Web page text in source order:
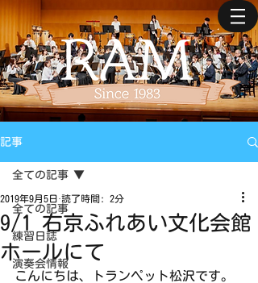
記事
全ての記事
練習日誌
演奏会情報
全ての記事
9/1 右京ふれあい文化会館
ホールにて
2019年9月5日 読了時間: 2分
こんにちは、トランペット松沢です。